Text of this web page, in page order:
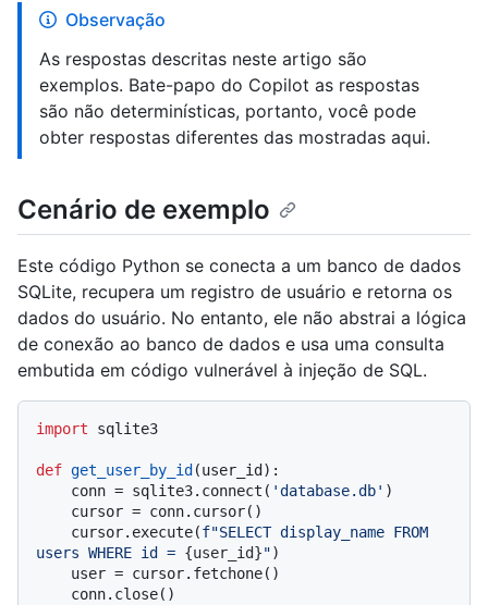
Observação
As respostas descritas neste artigo são
exemplos. Bate-papo do Copilot as respostas
são não determinísticas, portanto, você pode
obter respostas diferentes das mostradas aqui.
Cenário de exemplo
Este código Python se conecta a um banco de dados
SQLite, recupera um registro de usuário e retorna os
dados do usuário. No entanto, ele não abstrai a lógica
de conexão ao banco de dados e usa uma consulta
embutida em código vulnerável à injeção de SQL.
import sqlite3
def get_user_by_id (user_id ):
    conn = sqlite3.connect(
'database.db' )
    cursor.execute(
f"SELECT display_name FROM
users WHERE id = {user_id}")